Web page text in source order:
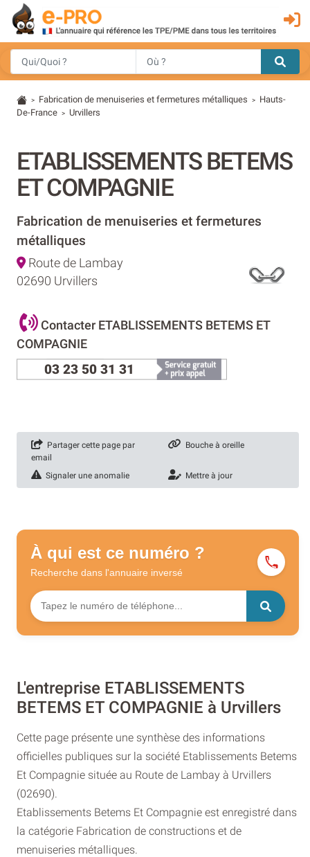
> Fabrication de menuiseries et fermetures métalliques > Hauts-
De-France > Urvillers
ETABLISSEMENTS BETEMS
ET COMPAGNIE
Fabrication de menuiseries et fermetures
métalliques
Route de Lambay
02690 Urvillers
Contacter ETABLISSEMENTS BETEMS ET
COMPAGNIE
03 23 50 31 31
Partager cette page par
email
Bouche à oreille
Signaler une anomalie Mettre à jour
À qui est ce numéro ?
Recherche dans l'annuaire inversé
L'entreprise ETABLISSEMENTS
BETEMS ET COMPAGNIE à Urvillers
Cette page présente une synthèse des informations
officielles publiques sur la société Etablissements Betems
Et Compagnie située au Route de Lambay à Urvillers
(02690).
Etablissements Betems Et Compagnie est enregistré dans
la catégorie Fabrication de constructions et de
menuiseries métalliques.